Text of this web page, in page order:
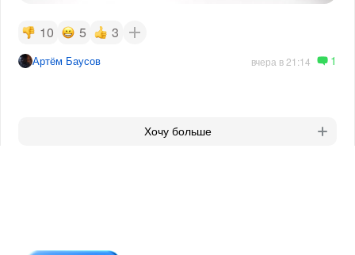
10 5 3
Артём Баусов вчера в 21:14 1
Хочу больше